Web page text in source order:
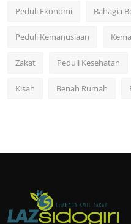
Peduli Ekonomi Bahagia
Peduli Kemanusiaan
Zakat Peduli Kesehatan
Kisah Benah Rumah